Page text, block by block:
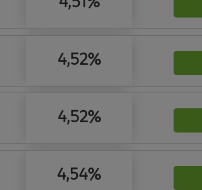
4,52%
4,52%
4,54%